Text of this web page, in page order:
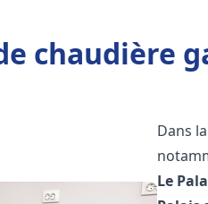
chaudière
Dans
Le